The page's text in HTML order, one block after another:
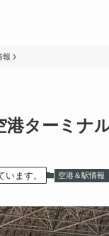
報
港ターミナ
ます。 空港＆駅情報